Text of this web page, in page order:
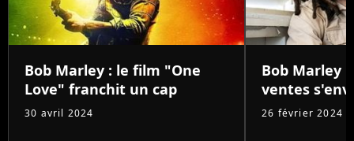
Bob Marley : le film "One
Love" franchit un cap
30 avril 2024
Bob Marley
ventes
26 février 2024